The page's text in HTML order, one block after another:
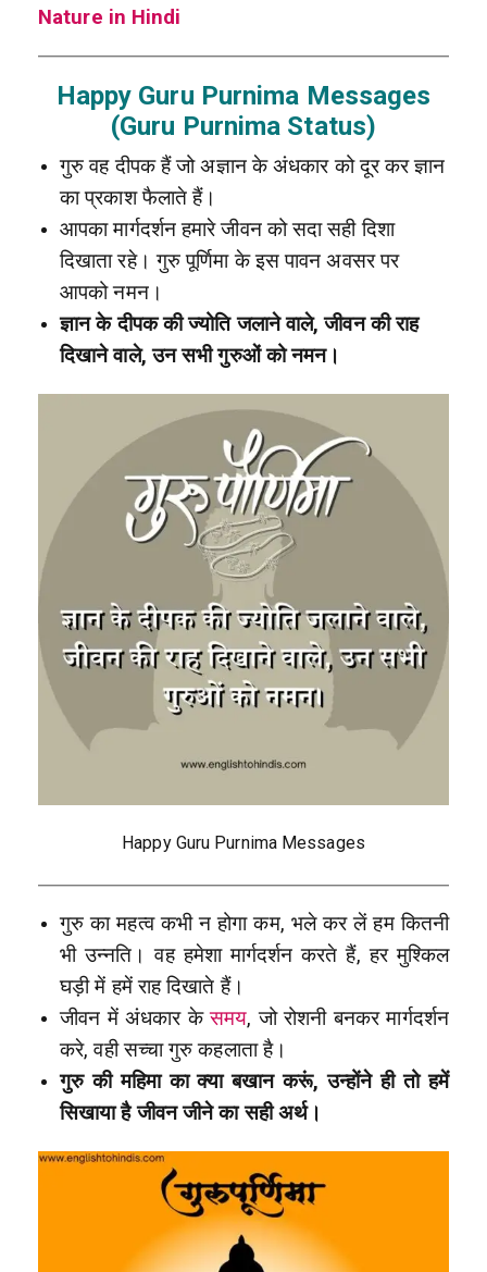
Nature in Hindi
Happy Guru Purnima Messages
(Guru Purnima Status)
गुरु वह दीपक हैं जो अज्ञान के अंधकार को दूर कर ज्ञान
का प्रकाश फैलाते हैं।
आपका मार्गदर्शन हमारे जीवन को सदा सही दिशा
दिखाता रहे। गुरु पूर्णिमा के इस पावन अवसर पर
आपको नमन।
ज्ञान के दीपक की ज्योति जलाने वाले, जीवन की राह
दिखाने वाले, उन सभी गुरुओं को नमन।
Happy Guru Purnima Messages
गुरु का महत्व कभी न होगा कम, भले कर लें हम कितनी
भी उन्नति। वह हमेशा मार्गदर्शन करते हैं, हर मुश्किल
घड़ी में हमें राह दिखाते हैं।
जीवन में अंधकार केसमय, जो रोशनी बनकर मार्गदर्शन
करे, वही सच्चा गुरु कहलाता है।
गुरु की महिमा का क्या बखान करूं, उन्होंने ही तो हमें
सिखाया है जीवन जीने का सही अर्थ।